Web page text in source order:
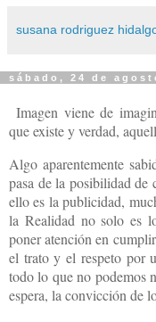
susana rodriguez
sábado, 24 de
Imagen viene de
que existe y verdad,
Algo aparentemente
pasa de la posibilidad de
ello es la publicidad,
la Realidad no solo es
poner atención en
el trato y el respeto por
todo lo que no podemos
espera, la convicción de